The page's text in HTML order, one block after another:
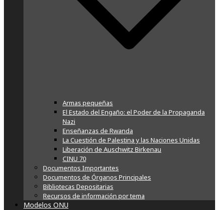
Armas pequeñas
El Estado del Engaño: el Poder de la Propaganda
Nazi
Enseñanzas de Rwanda
La Cuestión de Palestina y las Naciones Unidas
Liberación de Auschwitz Birkenau
CINU 70
Documentos Importantes
Documentos de Órganos Principales
Bibliotecas Depositarias
Recursos de información por tema
Modelos ONU